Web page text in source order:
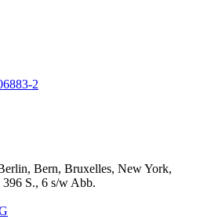
2
Bern, Bruxelles, New York,
S., 6 s/w Abb.